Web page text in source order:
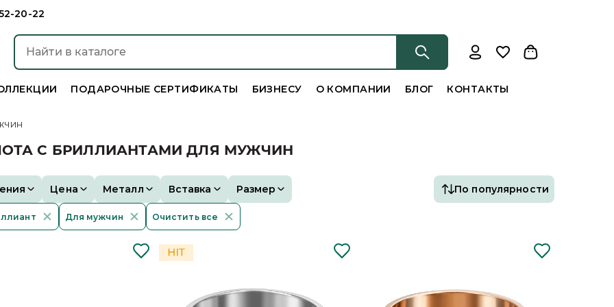
20-22
ПОДАРОЧНЫЕ СЕРТИФИКАТЫ БИЗНЕСУ О КОМПАНИИ БЛОГ КОНТАКТЫ
С БРИЛЛИАНТАМИ ДЛЯ МУЖЧИН
Цена Металл Вставка Размер По популярности
Для мужчин Очистить все